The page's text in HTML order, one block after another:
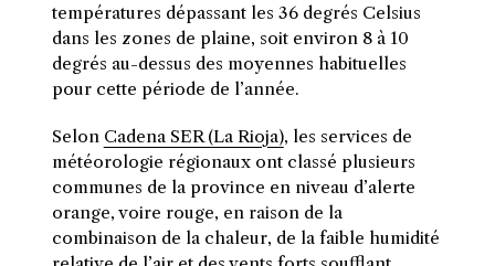
températures dépassant les 36 degrés Celsius
dans les zones de plaine, soit environ 8 à 10
degrés au-dessus des moyennes habituelles
pour cette période de l’année.
Selon Cadena SER (La Rioja), les services de
météorologie régionaux ont classé plusieurs
communes de la province en niveau d’alerte
orange, voire rouge, en raison de la
combinaison de la chaleur, de la faible humidité